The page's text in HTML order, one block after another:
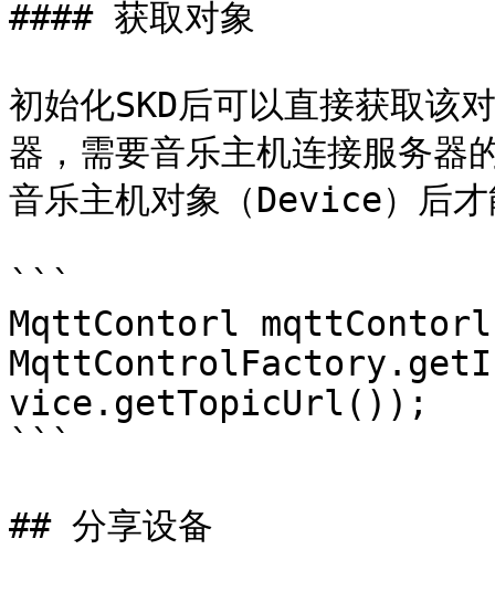
#### 获取对象
初始化SKD后可以直接获取该
器，需要音乐主机连接服务
音乐主机对象（Device）后
```
MqttContorl
vice.getTopicUrl());
```
## 分享设备